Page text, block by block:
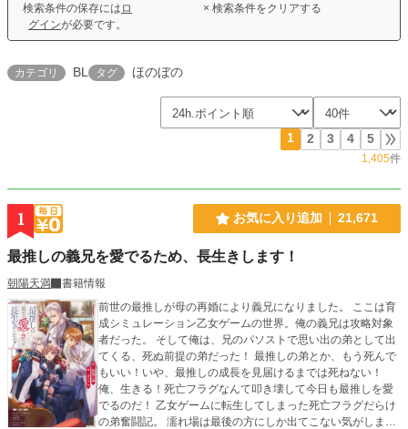
検索条件の保存には ロ
グインが必要です。
× 検索条件をクリアする
カテゴリ BL タグ ほのぼの
1 2 3 4 5
1,405件
1 お気に入り追加 21,671
最推しの義兄を愛でるため、長生きします！
朝陽天満
書籍情報
前世の最推しが母の再婚により義兄になりました。 ここは育
成シミュレーション乙女ゲームの世界。俺の義兄は攻略対象
者だった。 そして俺は、兄のパソストで思い出の弟として出
てくる、死ぬ前提の弟だった！ 最推しの弟とか、もう死んで
もいい！いや、最推しの成長を見届けるまでは死ねない！
俺、生きる！死亡フラグなんて叩き壊して今日も最推しを愛
でるのだ！ 乙女ゲームに転生してしまった死亡フラグだらけ
の弟奮闘記。 濡れ場は最後の方にしか出てこない気がしま